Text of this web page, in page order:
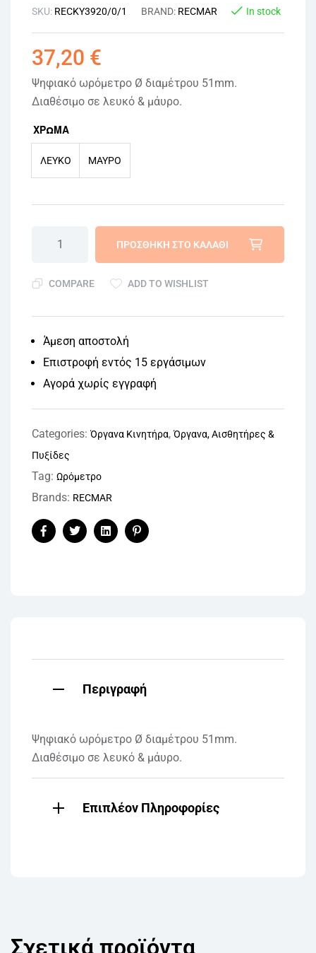
SKU: RECKY3920/0/1 BRAND: RECMAR In stock
37,20 €
Ψηφιακό ωρόμετρο Ø διαμέτρου 51mm.
Διαθέσιμο σε λευκό & μάυρο.
ΧΡΩΜΑ
ΛΕΥΚΌ ΜΑΎΡΟ
ΠΡΟΣΘΉΚΗ ΣΤΟ ΚΑΛΆΘΙ
COMPARE ADD TO WISHLIST
Άμεση αποστολή
Επιστροφή εντός 15 εργάσιμων
Αγορά χωρίς εγγραφή
Categories: Όργανα Κινητήρα, Όργανα, Αισθητήρες &
Πυξίδες
Tag: Ωρόμετρο
Brands: RECMAR
FacebookTwitterLinkedinPinterest
Περιγραφή
Ψηφιακό ωρόμετρο Ø διαμέτρου 51mm.
Διαθέσιμο σε λευκό & μάυρο.
Επιπλέον Πληροφορίες
Σχετικά προϊόντα